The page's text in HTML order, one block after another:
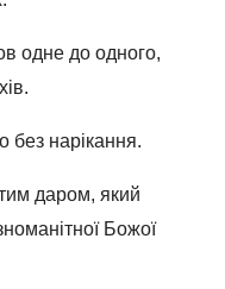
одне до одного,
без нарікання.
даром, який
Божої